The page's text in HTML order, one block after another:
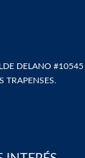
DELANO
TRAPENSES.